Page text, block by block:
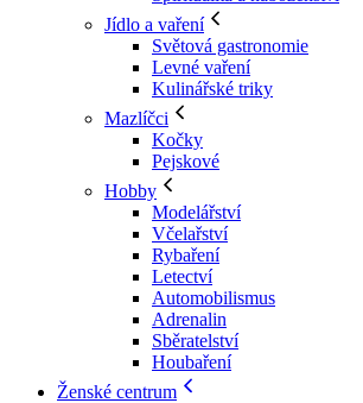
Jídlo a vaření
Světová gastronomie
Levné vaření
Kulinářské triky
Mazlíčci
Kočky
Pejskové
Hobby
Modelářství
Včelařství
Rybaření
Letectví
Automobilismus
Adrenalin
Sběratelství
Houbaření
Ženské centrum